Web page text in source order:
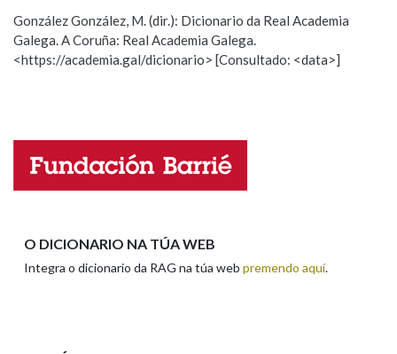
Pertence a
LIMPAR BUSCA
Observación Hai un erro na palabra
Propoño mellorar a definición
Nome
González González, M. (dir.): Dicionario da Real Academia
Galega. A Coruña: Real Academia Galega.
<https://academia.gal/dicionario> [Consultado: <data>]
O DICIONARIO NA TÚA WEB
Integra o dicionario da RAG na túa web premendo aquí.